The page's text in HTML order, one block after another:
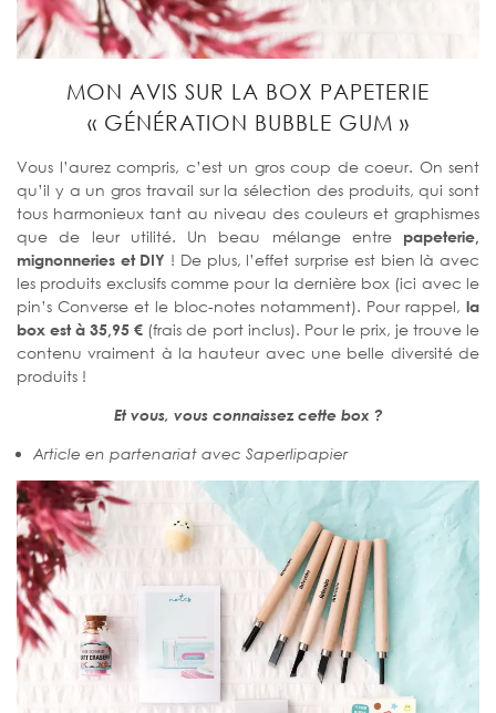
MON AVIS SUR LA BOX PAPETERIE
« GÉNÉRATION BUBBLE GUM »
Vous l’aurez compris, c’est un gros coup de coeur. On sent
qu’il y a un gros travail sur la sélection des produits, qui sont
tous harmonieux tant au niveau des couleurs et graphismes
que de leur utilité. Un beau mélange entre papeterie,
mignonneries et DIY ! De plus, l’effet surprise est bien là avec
les produits exclusifs comme pour la dernière box (ici avec le
pin’s Converse et le bloc-notes notamment). Pour rappel, la
box est à 35,95 € (frais de port inclus). Pour le prix, je trouve le
contenu vraiment à la hauteur avec une belle diversité de
produits !
Et vous, vous connaissez cette box ?
Article en partenariat avec Saperlipapier